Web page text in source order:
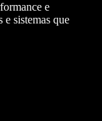
e
e sistemas que